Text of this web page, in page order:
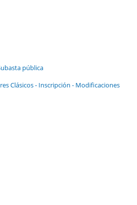
pública
Clásicos - Inscripción - Modificaciones